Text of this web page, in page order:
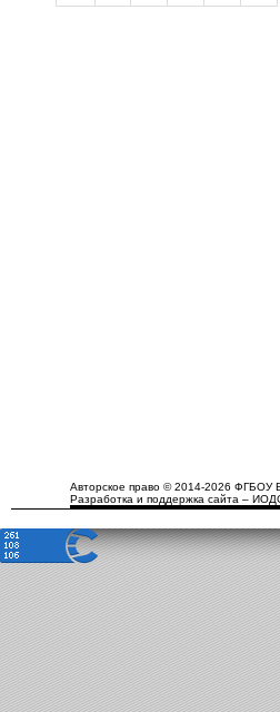
Авторское право © 2014-2026 ФГБОУ
Разработка и поддержка сайта –